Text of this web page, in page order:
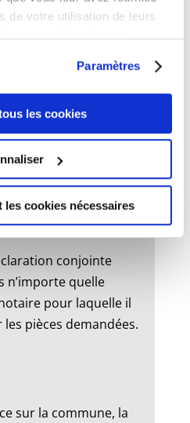
de votre utilisation de leurs
Paramètres
les cookies
les cookies nécessaires
est à retirer en
être célébré dans
des futurs époux à
conjointe
n’importe quelle
pour laquelle il
pièces demandées.
sur la commune, la